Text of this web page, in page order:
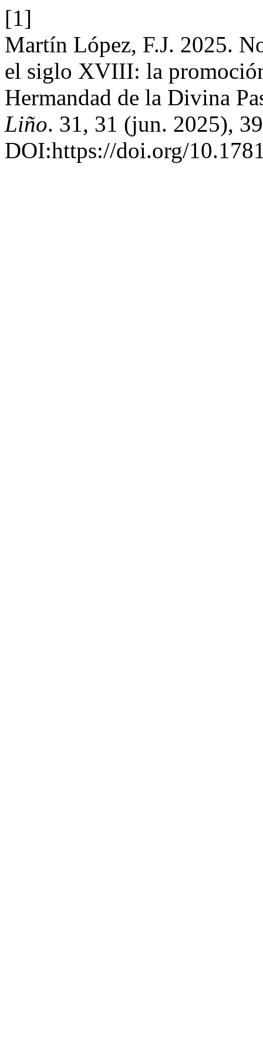
[1]
Martín López, F.J. 2025.
el siglo XVIII: la
Hermandad de la Divina
Liño. 31, 31 (jun. 2025),
DOI:https://doi.org/